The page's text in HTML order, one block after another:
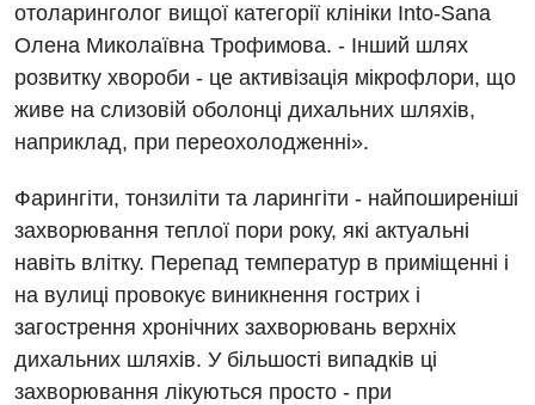
Інтернатура
Енциклопедія
Відгуки
Відео
Ангіографічні дослідження
Діагностичне відділення
Ендоскопічне відділення
Магнітно-резонансна томографія
Мамографія
Нейросонографія
Рентгенографія
Відділ госпіталізації
Відділення кардіосудинної патології та неврології
Відділення невідкладних станів
Відділення інтенсивної терапії
Гінекологічне відділення
Денний стаціонар
Діагностичне відділення
Ендоскопічне відділення
Декларування
Національний скринінг здоров’я 40+
отоларинголог вищої категорії клініки Into-Sana
Олена Миколаївна Трофимова. - Інший шлях
розвитку хвороби - це активізація мікрофлори, що
живе на слизовій оболонці дихальних шляхів,
наприклад, при переохолодженні».
Фарингіти, тонзиліти та ларингіти - найпоширеніші
захворювання теплої пори року, які актуальні
навіть влітку. Перепад температур в приміщенні і
на вулиці провокує виникнення гострих і
загострення хронічних захворювань верхніх
дихальних шляхів. У більшості випадків ці
захворювання лікуються просто - при